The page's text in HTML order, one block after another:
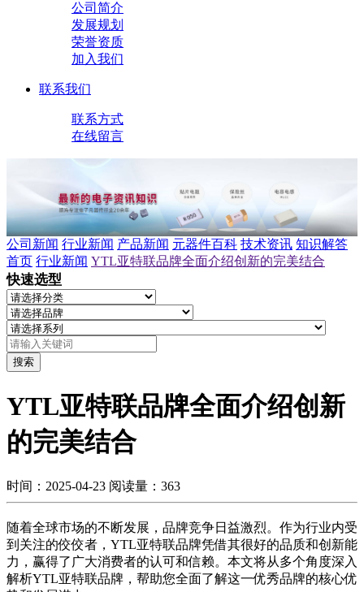
公司简介
发展规划
荣誉资质
加入我们
联系我们
联系方式
在线留言
公司新闻 行业新闻 产品新闻 元器件百科 技术资讯 知识解答
首页 行业新闻 YTL亚特联品牌全面介绍创新的完美结合
快速选型
搜索
YTL亚特联品牌全面介绍创新
的完美结合
时间：2025-04-23 阅读量：363
随着全球市场的不断发展，品牌竞争日益激烈。作为行业内受
到关注的佼佼者，YTL亚特联品牌凭借其很好的品质和创新能
力，赢得了广大消费者的认可和信赖。本文将从多个角度深入
解析YTL亚特联品牌，帮助您全面了解这一优秀品牌的核心优